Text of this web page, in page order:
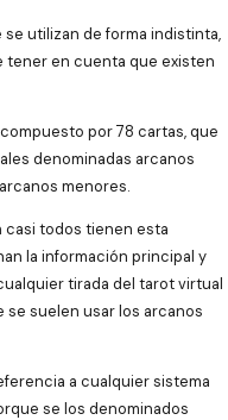
utilizan de forma indistinta,
tener en cuenta que existen
por 78 cartas, que
denominadas arcanos
menores.
casi todos tienen esta
la información principal y
tirada del tarot virtual
se suelen usar los arcanos
a cualquier sistema
se los denominados